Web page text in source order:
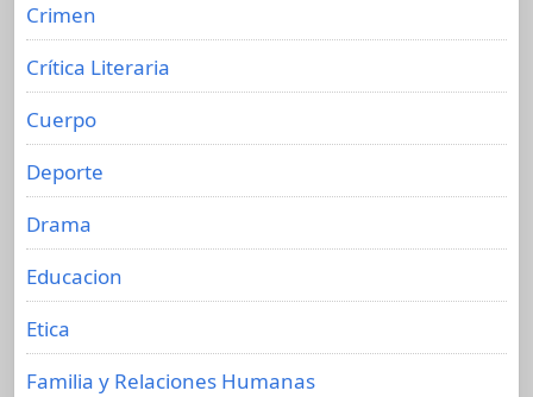
Crimen
Crítica Literaria
Cuerpo
Deporte
Drama
Educacion
Etica
Familia y Relaciones Humanas